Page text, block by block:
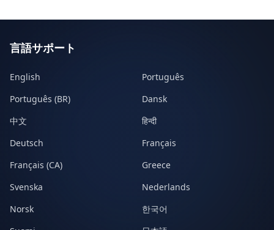
言語サポート
English
Português
Português (BR)
Dansk
中文
हिन्दी
Deutsch
Français
Français (CA)
Greece
Svenska
Nederlands
Norsk
한국어